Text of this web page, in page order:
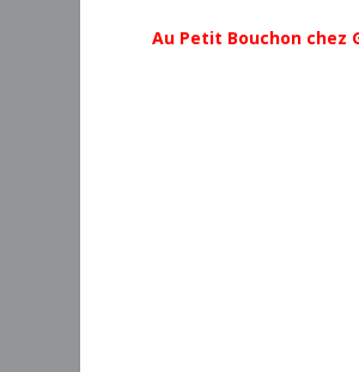
Au Petit Bouchon chez